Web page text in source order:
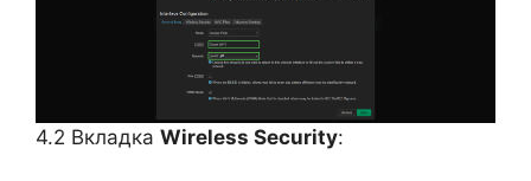
4.2 Вкладка Wireless Security: